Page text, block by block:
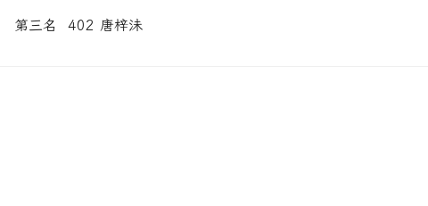
第三名 402 唐梓沬